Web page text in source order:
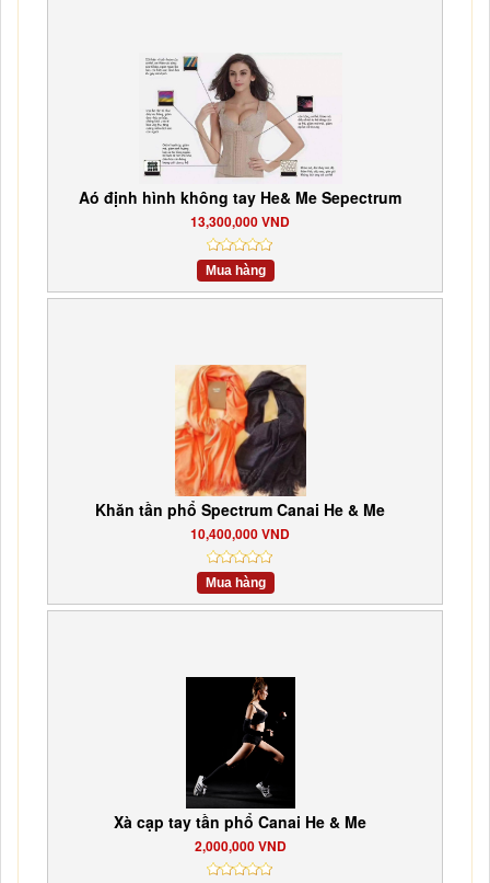
Aó định hình không tay He& Me Sepectrum
13,300,000 VND
Mua hàng
Khăn tần phổ Spectrum Canai He & Me
10,400,000 VND
Mua hàng
Xà cạp tay tần phổ Canai He & Me
2,000,000 VND